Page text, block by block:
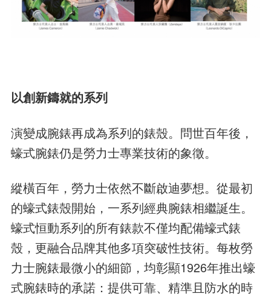
以創新鑄就的系列
演變成腕錶再成為系列的錶殼。問世百年後，
蠔式腕錶仍是勞力士專業技術的象徵。
縱橫百年，勞力士依然不斷啟迪夢想。從最初
的蠔式錶殼開始，一系列經典腕錶相繼誕生。
蠔式恒動系列的所有錶款不僅均配備蠔式錶
殼，更融合品牌其他多項突破性技術。每枚勞
力士腕錶最微小的細節，均彰顯1926年推出蠔
式腕錶時的承諾：提供可靠、精準且防水的時